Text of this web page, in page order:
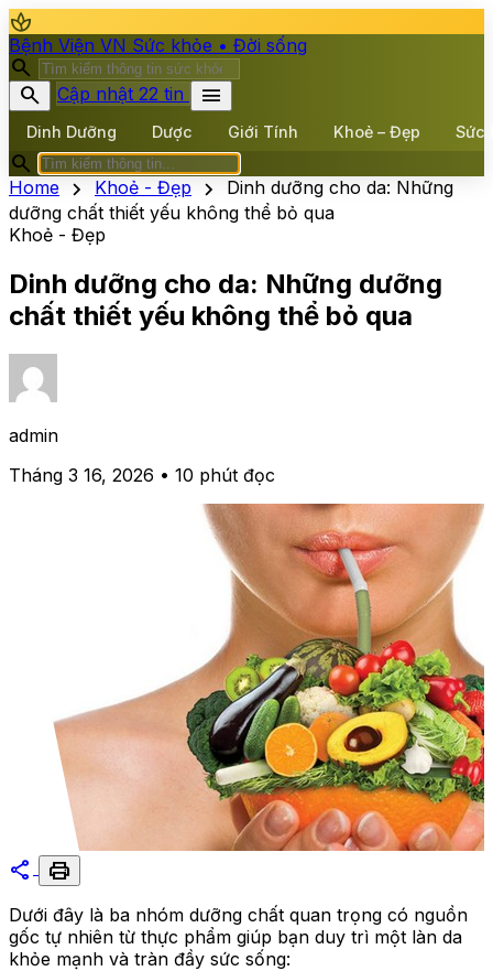
spa
Bệnh Viện VN Sức khỏe • Đời sống
search
search
Cập nhật 22 tin menu
Dinh Dưỡng Dược Giới Tính Khoẻ – Đẹp Sức
search
Home chevron_right Khoẻ - Đẹp chevron_right
Dinh dưỡng cho da: Những
dưỡng chất thiết yếu không thể bỏ qua
Khoẻ - Đẹp
Dinh dưỡng cho da: Những dưỡng
chất thiết yếu không thể bỏ qua
admin
Tháng 3 16, 2026 • 10 phút đọc
share print
Dưới đây là ba nhóm dưỡng chất quan trọng có nguồn
gốc tự nhiên từ thực phẩm giúp bạn duy trì một làn da
khỏe mạnh và tràn đầy sức sống: